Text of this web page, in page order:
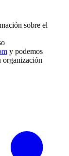
sobre el
y podemos
organización